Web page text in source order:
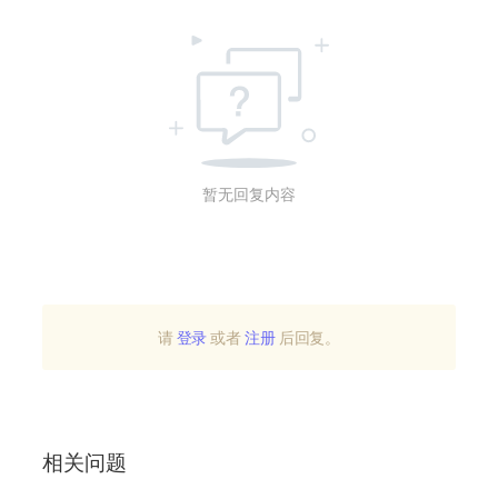
暂无回复内容
请登录或者注册后回复。
相关问题